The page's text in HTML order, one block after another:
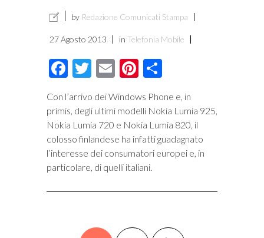
by Redazione Comunicati Stampa
27 Agosto 2013 in Telefonia Mobile
Facebook
Twitter
EmailPinterest
Con l’arrivo dei Windows Phone e, in
primis, degli ultimi modelli Nokia Lumia 925,
Nokia Lumia 720 e Nokia Lumia 820, il
colosso finlandese ha infatti guadagnato
l’interesse dei consumatori europei e, in
particolare, di quelli italiani.